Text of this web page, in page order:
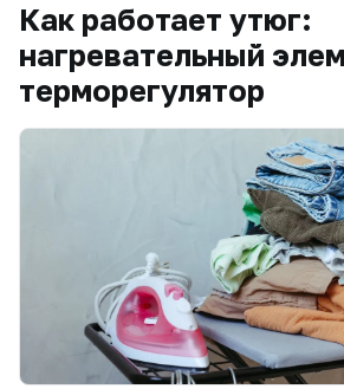
Как работает утюг:
нагревательный
терморегулятор